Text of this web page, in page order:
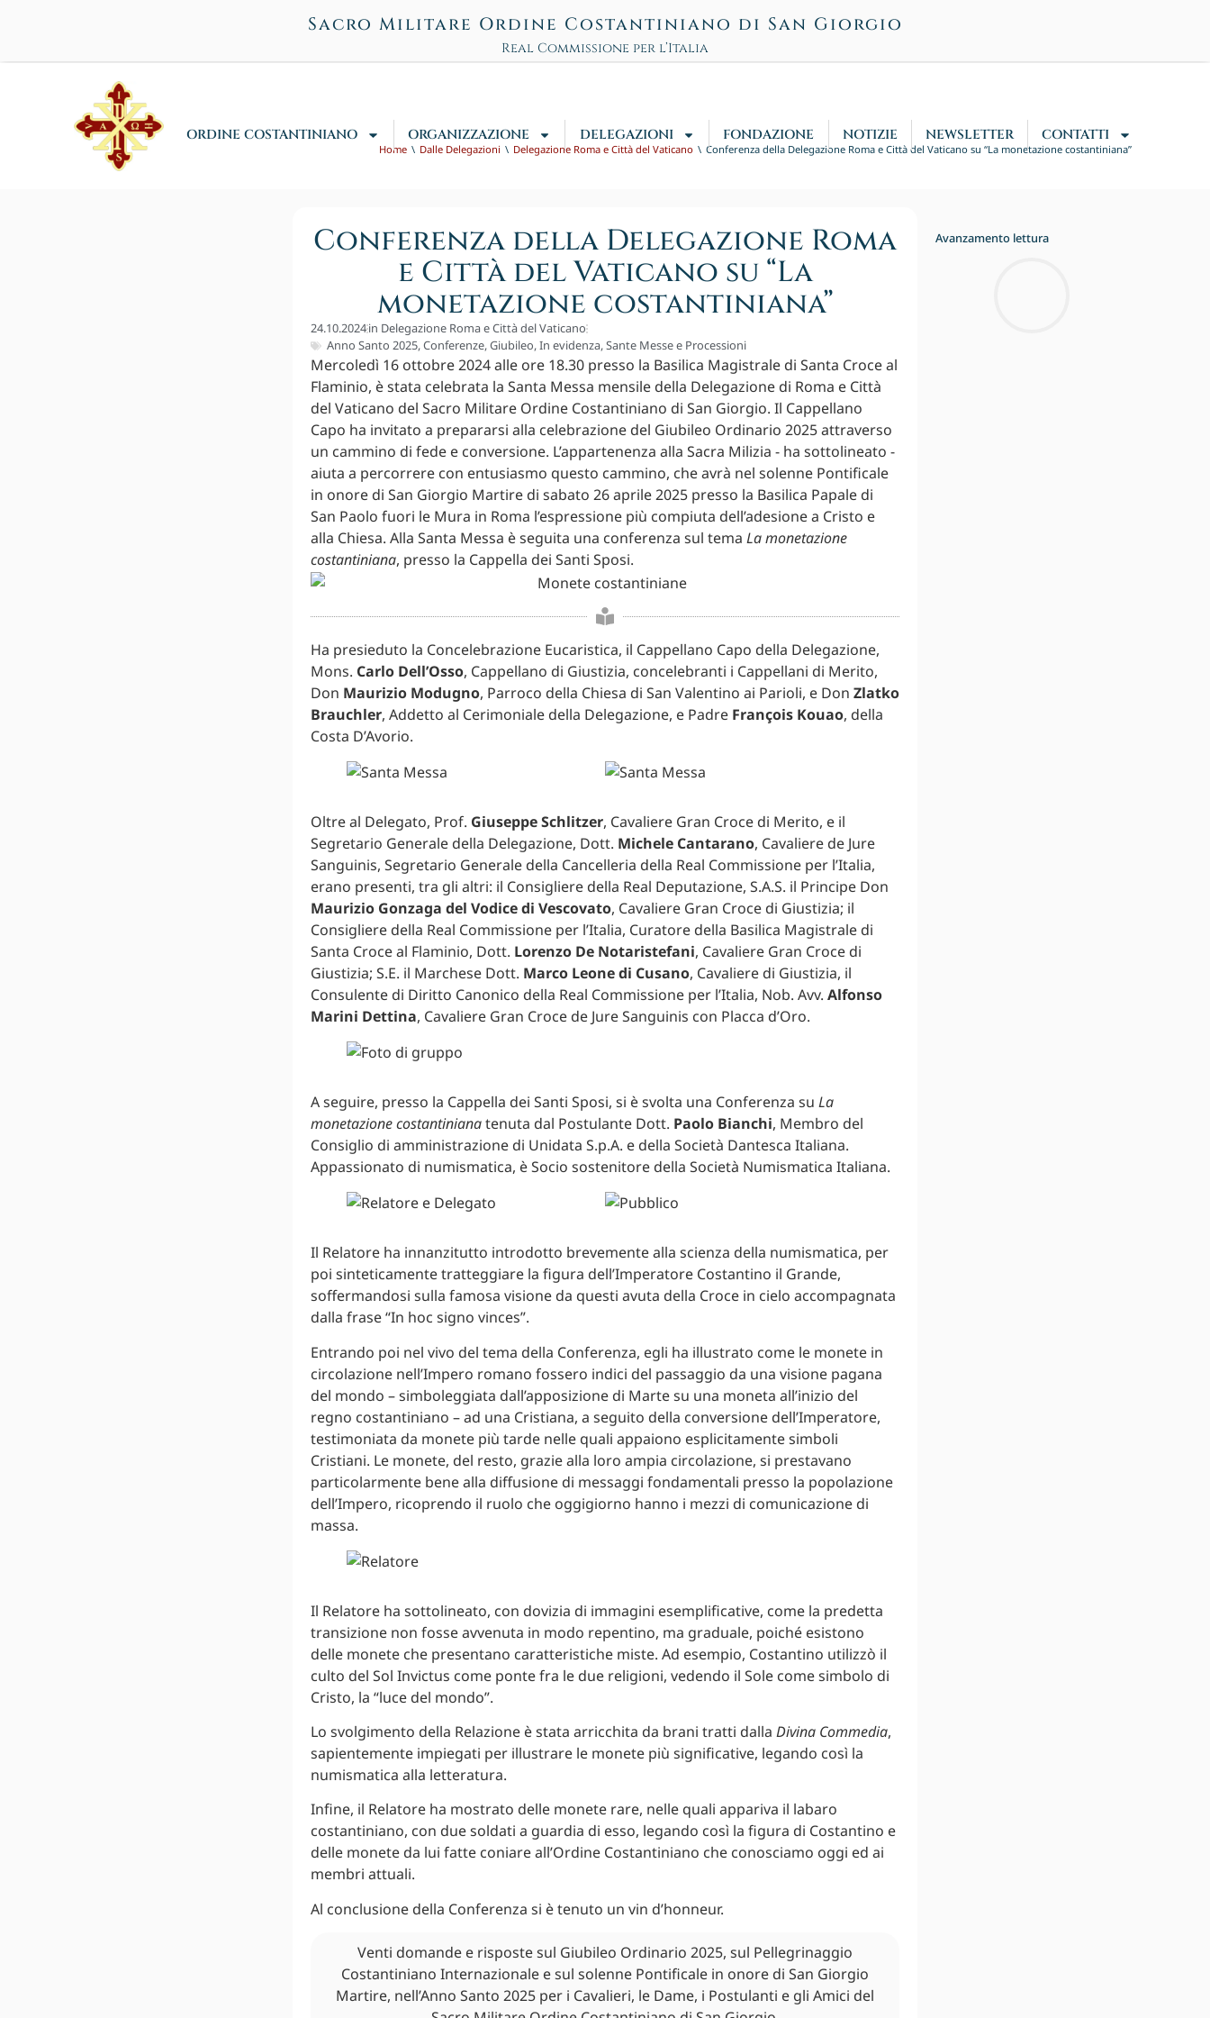
Sacro Militare Ordine Costantiniano di San Giorgio
Real Commissione per l’Italia
ORDINE COSTANTINIANO ORGANIZZAZIONE DELEGAZIONI FONDAZIONE NOTIZIE NEWSLETTER CONTATTI
Home Dalle Delegazioni Delegazione Roma e Città del Vaticano Conferenza della Delegazione Roma e Città del Vaticano su “La monetazione costantiniana”
Conferenza della Delegazione Roma
e Città del Vaticano su “La
monetazione costantiniana”
24.10.2024in Delegazione Roma e Città del Vaticano
Anno Santo 2025,Conferenze,Giubileo,In evidenza,Sante Messe e Processioni
Mercoledì 16 ottobre 2024 alle ore 18.30 presso la Basilica Magistrale di Santa Croce al
Flaminio, è stata celebrata la Santa Messa mensile della Delegazione di Roma e Città
del Vaticano del Sacro Militare Ordine Costantiniano di San Giorgio. Il Cappellano
Capo ha invitato a prepararsi alla celebrazione del Giubileo Ordinario 2025 attraverso
un cammino di fede e conversione. L’appartenenza alla Sacra Milizia - ha sottolineato -
aiuta a percorrere con entusiasmo questo cammino, che avrà nel solenne Pontificale
in onore di San Giorgio Martire di sabato 26 aprile 2025 presso la Basilica Papale di
San Paolo fuori le Mura in Roma l’espressione più compiuta dell’adesione a Cristo e
alla Chiesa. Alla Santa Messa è seguita una conferenza sul tema La monetazione
costantiniana, presso la Cappella dei Santi Sposi.
Ha presieduto la Concelebrazione Eucaristica, il Cappellano Capo della Delegazione,
Mons. Carlo Dell’Osso, Cappellano di Giustizia, concelebranti i Cappellani di Merito,
Don Maurizio Modugno, Parroco della Chiesa di San Valentino ai Parioli, e Don Zlatko
Brauchler, Addetto al Cerimoniale della Delegazione, e Padre François Kouao, della
Costa D’Avorio.
Oltre al Delegato, Prof. Giuseppe Schlitzer, Cavaliere Gran Croce di Merito, e il
Segretario Generale della Delegazione, Dott. Michele Cantarano, Cavaliere de Jure
Sanguinis, Segretario Generale della Cancelleria della Real Commissione per l’Italia,
erano presenti, tra gli altri: il Consigliere della Real Deputazione, S.A.S. il Principe Don
Maurizio Gonzaga del Vodice di Vescovato, Cavaliere Gran Croce di Giustizia; il
Consigliere della Real Commissione per l’Italia, Curatore della Basilica Magistrale di
Santa Croce al Flaminio, Dott. Lorenzo De Notaristefani, Cavaliere Gran Croce di
Giustizia; S.E. il Marchese Dott. Marco Leone di Cusano, Cavaliere di Giustizia, il
Consulente di Diritto Canonico della Real Commissione per l’Italia, Nob. Avv. Alfonso
Marini Dettina, Cavaliere Gran Croce de Jure Sanguinis con Placca d’Oro.
A seguire, presso la Cappella dei Santi Sposi, si è svolta una Conferenza su La
monetazione costantinianatenuta dal Postulante Dott. Paolo Bianchi, Membro del
Consiglio di amministrazione di Unidata S.p.A. e della Società Dantesca Italiana.
Appassionato di numismatica, è Socio sostenitore della Società Numismatica Italiana.
Il Relatore ha innanzitutto introdotto brevemente alla scienza della numismatica, per
poi sinteticamente tratteggiare la figura dell’Imperatore Costantino il Grande,
soffermandosi sulla famosa visione da questi avuta della Croce in cielo accompagnata
dalla frase “In hoc signo vinces”.
Entrando poi nel vivo del tema della Conferenza, egli ha illustrato come le monete in
circolazione nell’Impero romano fossero indici del passaggio da una visione pagana
del mondo – simboleggiata dall’apposizione di Marte su una moneta all’inizio del
regno costantiniano – ad una Cristiana, a seguito della conversione dell’Imperatore,
testimoniata da monete più tarde nelle quali appaiono esplicitamente simboli
Cristiani. Le monete, del resto, grazie alla loro ampia circolazione, si prestavano
particolarmente bene alla diffusione di messaggi fondamentali presso la popolazione
dell’Impero, ricoprendo il ruolo che oggigiorno hanno i mezzi di comunicazione di
massa.
Il Relatore ha sottolineato, con dovizia di immagini esemplificative, come la predetta
transizione non fosse avvenuta in modo repentino, ma graduale, poiché esistono
delle monete che presentano caratteristiche miste. Ad esempio, Costantino utilizzò il
culto del Sol Invictus come ponte fra le due religioni, vedendo il Sole come simbolo di
Cristo, la “luce del mondo”.
Lo svolgimento della Relazione è stata arricchita da brani tratti dalla Divina Commedia,
sapientemente impiegati per illustrare le monete più significative, legando così la
numismatica alla letteratura.
Infine, il Relatore ha mostrato delle monete rare, nelle quali appariva il labaro
costantiniano, con due soldati a guardia di esso, legando così la figura di Costantino e
delle monete da lui fatte coniare all’Ordine Costantiniano che conosciamo oggi ed ai
membri attuali.
Al conclusione della Conferenza si è tenuto un vin d’honneur.
Venti domande e risposte sul Giubileo Ordinario 2025, sul Pellegrinaggio
Costantiniano Internazionale e sul solenne Pontificale in onore di San Giorgio
Martire, nell’Anno Santo 2025 per i Cavalieri, le Dame, i Postulanti e gli Amici del
Avanzamento lettura